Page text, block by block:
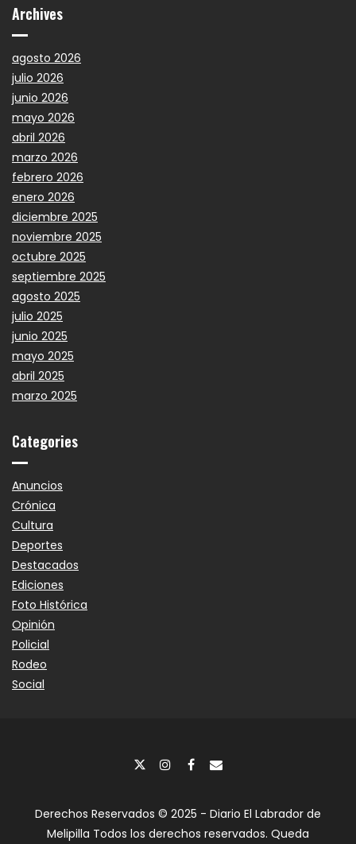
Archives
agosto 2026
julio 2026
junio 2026
mayo 2026
abril 2026
marzo 2026
febrero 2026
enero 2026
diciembre 2025
noviembre 2025
octubre 2025
septiembre 2025
agosto 2025
julio 2025
junio 2025
mayo 2025
abril 2025
marzo 2025
Categories
Anuncios
Crónica
Cultura
Deportes
Destacados
Ediciones
Foto Histórica
Opinión
Policial
Rodeo
Social
Derechos Reservados © 2025 - Diario El Labrador de
Melipilla Todos los derechos reservados. Queda